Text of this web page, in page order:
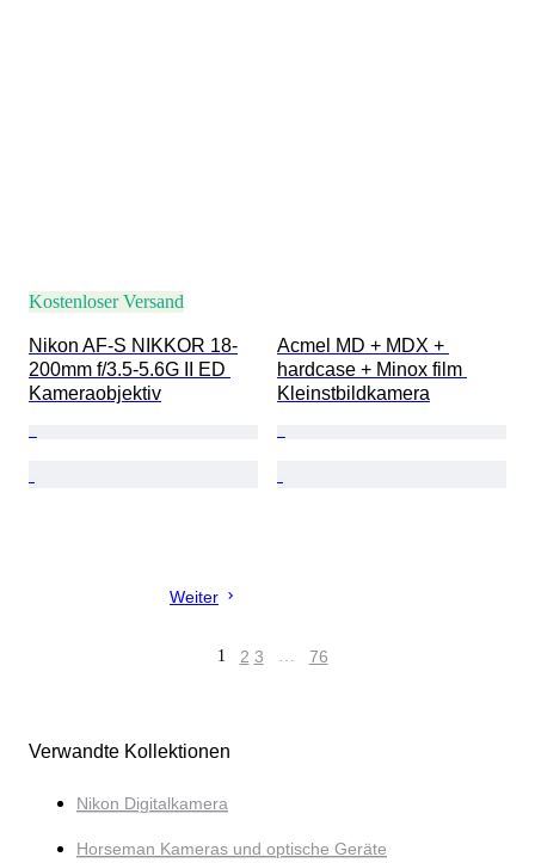
Kostenloser Versand
Nikon AF-S NIKKOR 18-
200mm f/3.5-5.6G II ED
Kameraobjektiv
Acmel MD + MDX +
hardcase + Minox film
Kleinstbildkamera
Weiter
1 2 3 … 76
Verwandte Kollektionen
Nikon Digitalkamera
Horseman Kameras und optische Geräte